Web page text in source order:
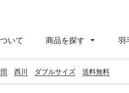
いて 商品を探す 羽
西川 ダブルサイズ 送料無料